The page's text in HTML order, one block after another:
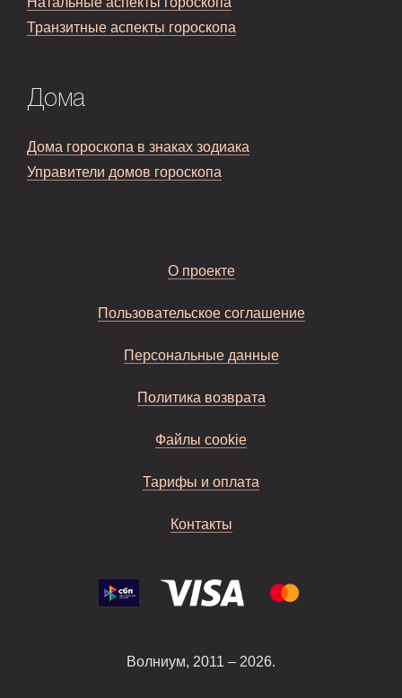
Транзитные аспекты гороскопа
Дома
Дома гороскопа в знаках зодиака
Управители домов гороскопа
О проекте
Пользовательское соглашение
Персональные данные
Политика возврата
Файлы cookie
Тарифы и оплата
Контакты
Волниум, 2011 – 2026.